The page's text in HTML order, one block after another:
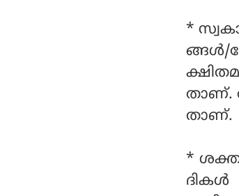
*
ങ്ങള്‍/
താണ്.
താണ്.
*
ദികള്‍